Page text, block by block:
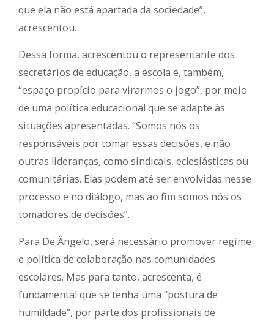
que ela não está apartada da sociedade”,
acrescentou.
Dessa forma, acrescentou o representante dos
secretários de educação, a escola é, também,
“espaço propício para virarmos o jogo”, por meio
de uma política educacional que se adapte às
situações apresentadas. “Somos nós os
responsáveis por tomar essas decisões, e não
outras lideranças, como sindicais, eclesiásticas ou
comunitárias. Elas podem até ser envolvidas nesse
processo e no diálogo, mas ao fim somos nós os
tomadores de decisões”.
Para De Ângelo, será necessário promover regime
e política de colaboração nas comunidades
escolares. Mas para tanto, acrescenta, é
fundamental que se tenha uma “postura de
humildade”, por parte dos profissionais de